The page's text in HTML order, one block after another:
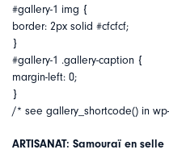
#gallery-1 img {
border: 2px solid #cfcfcf;
}
#gallery-1 .gallery-caption {
margin-left: 0;
}
/* see gallery_shortcode() in
ARTISANAT: Samouraï en selle